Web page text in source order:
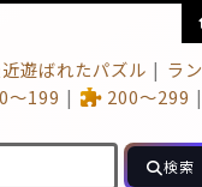
検索
遊ばれたパズル ラ
～199 200～299